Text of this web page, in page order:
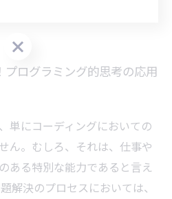
ログラミング的思考の応用
単にコーディングにおいての
ん。むしろ、それは、仕事や
ある特別な能力であると言え
解決のプロセスにおいては、